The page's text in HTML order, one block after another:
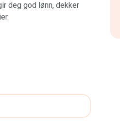
deg god lønn, dekker